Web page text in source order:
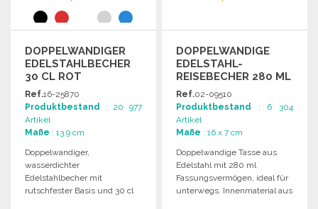
DOPPELWANDIGER
EDELSTAHLBECHER
30 CL ROT
Ref.16-25870
Produktbestand : 20 977
Artikel
Maße : 13.9 cm
Doppelwandiger,
wasserdichter
Edelstahlbecher mit
rutschfester Basis und 30 cl
DOPPELWANDIGE
EDELSTAHL-
REISEBECHER 280 ML
Ref.02-09510
Produktbestand : 6 304
Artikel
Maße : 16 x 7 cm
Doppelwandige Tasse aus
Edelstahl mit 280 ml
Fassungsvermögen, ideal für
unterwegs. Innenmaterial aus